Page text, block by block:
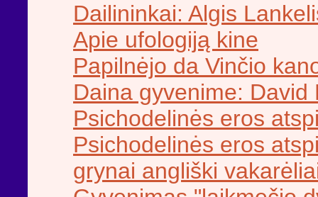
Dailininkai: Algis
Apie ufologiją kine
Papilnėjo da Vinčio
Daina gyvenime:
Psichodelinės eros
Psichodelinės eros
grynai angliški